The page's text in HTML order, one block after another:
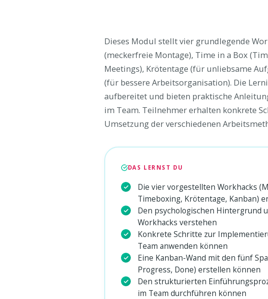
Dieses Modul stellt vier grundlegende
(meckerfreie Montage), Time in a Box
Meetings), Krötentage (für unliebsame
(für bessere Arbeitsorganisation). Die
aufbereitet und bieten praktische
im Team. Teilnehmer erhalten konkrete
Umsetzung der verschiedenen
DAS LERNST DU
Die vier vorgestellten Workhacks
Timeboxing, Krötentage, Kanban)
Den psychologischen Hintergrund
Workhacks verstehen
Konkrete Schritte zur
Team anwenden können
Eine Kanban-Wand mit den fünf
Progress, Done) erstellen können
Den strukturierten
im Team durchführen können